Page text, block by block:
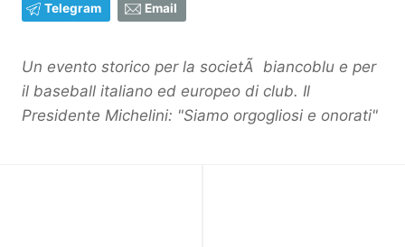
Telegram Email
Un evento storico per la societÃ biancoblu e per
il baseball italiano ed europeo di club. Il
Presidente Michelini: "Siamo orgogliosi e onorati"